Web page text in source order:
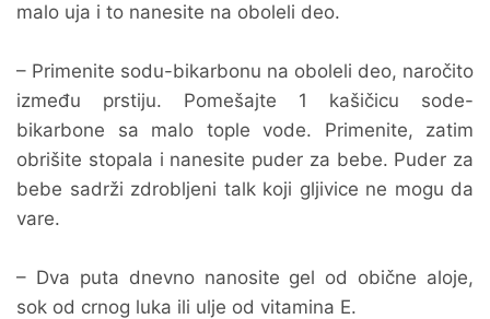
malo uja i to nanesite na oboleli deo.
– Primenite sodu-bikarbonu na oboleli deo, naročito
između prstiju. Pomešajte 1 kašičicu sode-
bikarbone sa malo tople vode. Primenite, zatim
obrišite stopala i nanesite puder za bebe. Puder za
bebe sadrži zdrobljeni talk koji gljivice ne mogu da
vare.
– Dva puta dnevno nanosite gel od obične aloje,
sok od crnog luka ili ulje od vitamina E.